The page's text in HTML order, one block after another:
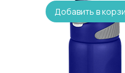
Добавить в